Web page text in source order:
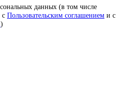
данных (в том числе
с Пользовательским соглашением и с
)